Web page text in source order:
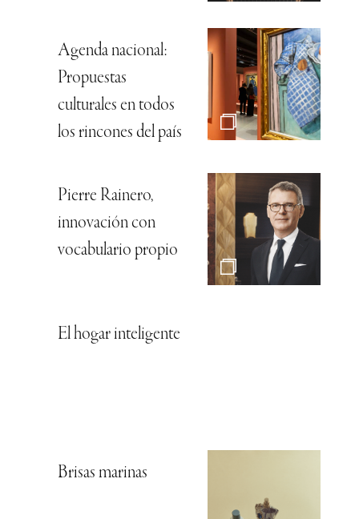
Agenda nacional:
Propuestas
culturales en todos
los rincones del país
Pierre Rainero,
innovación con
vocabulario propio
El hogar inteligente
Brisas marinas